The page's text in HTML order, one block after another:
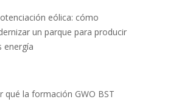
eólica: cómo
un parque para producir
energía
qué la formación GWO BST